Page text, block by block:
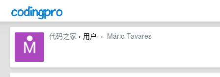
代码之家 › 用户 › Mário Tavares